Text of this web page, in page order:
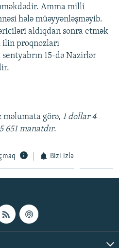
Amma milli
hələ müəyyənləşməyib.
aldıqdan sonra etmək
ilin proqnozları
15-də Nazirlər
məlumata görə, 1 dollar 4
651 manatdır.
Bizi izlə